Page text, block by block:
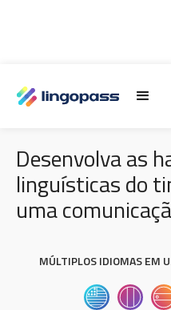
WRITING BUSINESS EMAILS
Desenvolva as
linguísticas do
uma
MÚLTIPLOS IDIOMAS EM